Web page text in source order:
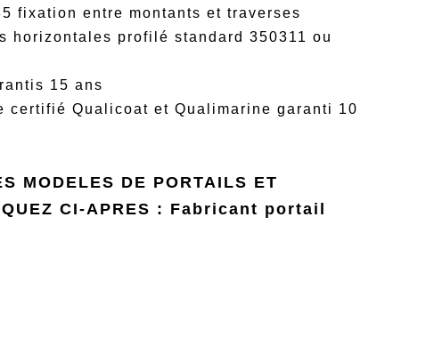
fixation entre montants et traverses
horizontales profilé standard 350311 ou
15 ans
certifié Qualicoat et Qualimarine garanti 10
MODELES DE PORTAILS ET
CI-APRES : Fabricant portail